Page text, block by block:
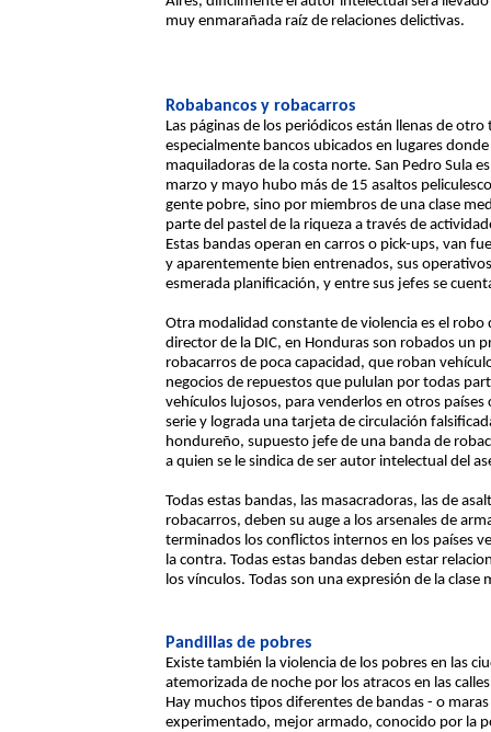
muy enmarañada raíz de relaciones delictivas.
Robabancos y robacarros
Las páginas de los periódicos están llenas de
especialmente bancos ubicados en lugares
maquiladoras de la costa norte. San Pedro Sula
marzo y mayo hubo más de 15 asaltos
gente pobre, sino por miembros de una clase
parte del pastel de la riqueza a través de
Estas bandas operan en carros o pick-ups, van
y aparentemente bien entrenados, sus
esmerada planificación, y entre sus jefes se
Otra modalidad constante de violencia es el robo
director de la DIC, en Honduras son robados un
robacarros de poca capacidad, que roban
negocios de repuestos que pululan por todas
vehículos lujosos, para venderlos en otros
serie y lograda una tarjeta de circulación
hondureño, supuesto jefe de una banda de
a quien se le sindica de ser autor intelectual del
Todas estas bandas, las masacradoras, las de
robacarros, deben su auge a los arsenales de
terminados los conflictos internos en los países
la contra. Todas estas bandas deben estar
los vínculos. Todas son una expresión de la
Pandillas de pobres
Existe también la violencia de los pobres en las
atemorizada de noche por los atracos en las
Hay muchos tipos diferentes de bandas - o
experimentado, mejor armado, conocido por la